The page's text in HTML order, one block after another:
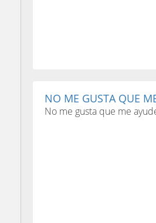
NO ME GUSTA QUE
No me gusta que me